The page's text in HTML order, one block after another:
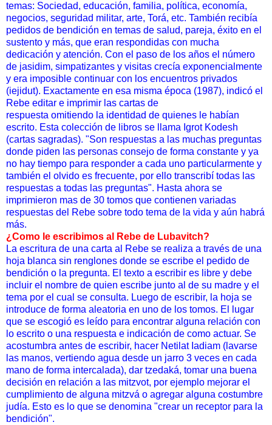
temas: Sociedad, educación, familia, política, economía,
negocios, seguridad militar, arte, Torá, etc. También recibía
pedidos de bendición en temas de salud, pareja, éxito en el
sustento y más, que eran respondidas con mucha
dedicación y atención. Con el paso de los años el número
de jasidim, simpatizantes y visitas crecía exponencialmente
y era imposible continuar con los encuentros privados
(iejidut). Exactamente en esa misma época (1987), indicó el
Rebe editar e imprimir las cartas de
respuesta omitiendo la identidad de quienes le habían
escrito. Esta colección de libros se llama Igrot Kodesh
(cartas sagradas). "Son respuestas a las muchas preguntas
donde piden las personas consejo de forma constante y ya
no hay tiempo para responder a cada uno particularmente y
también el olvido es frecuente, por ello transcribí todas las
respuestas a todas las preguntas". Hasta ahora se
imprimieron mas de 30 tomos que contienen variadas
respuestas del Rebe sobre todo tema de la vida y aún habrá
más.
¿Como le escribimos al Rebe de Lubavitch?
La escritura de una carta al Rebe se realiza a través de una
hoja blanca sin renglones donde se escribe el pedido de
bendición o la pregunta. El texto a escribir es libre y debe
incluir el nombre de quien escribe junto al de su madre y el
tema por el cual se consulta. Luego de escribir, la hoja se
introduce de forma aleatoria en uno de los tomos. El lugar
que se escogió es leído para encontrar alguna relación con
lo escrito o una respuesta e indicación de como actuar. Se
acostumbra antes de escribir, hacer Netilat Iadiam (lavarse
las manos, vertiendo agua desde un jarro 3 veces en cada
mano de forma intercalada), dar tzedaká, tomar una buena
decisión en relación a las mitzvot, por ejemplo mejorar el
cumplimiento de alguna mitzvá o agregar alguna costumbre
judía. Esto es lo que se denomina "crear un receptor para la
bendición".